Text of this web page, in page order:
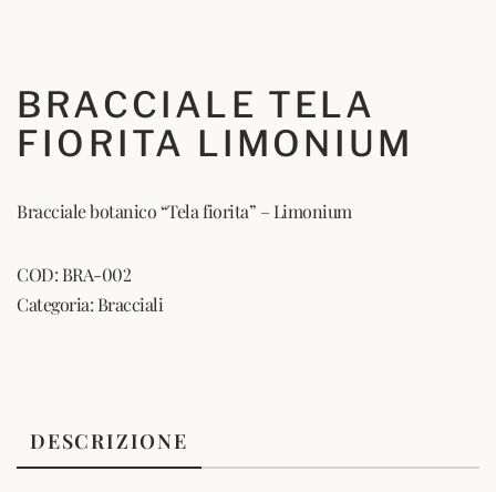
BRACCIALE TELA
FIORITA LIMONIUM
Bracciale botanico “Tela fiorita” – Limonium
COD: BRA-002
Categoria: Bracciali
DESCRIZIONE